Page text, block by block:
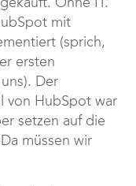
mit
(sprich,
ersten
Der
von HubSpot war
setzen auf die
müssen wir